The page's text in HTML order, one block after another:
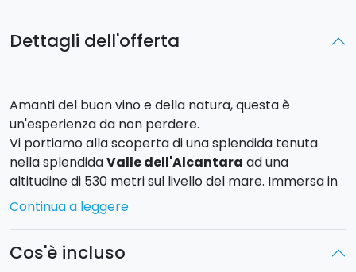
Dettagli dell'offerta
Amanti del buon vino e della natura, questa è
un'esperienza da non perdere.
Vi portiamo alla scoperta di una splendida tenuta
nella splendidaValle dell'Alcantara ad una
altitudine di 530 metri sul livello del mare. Immersa in
unbosco di querce e cerro
vengono prodotti olio extravergine di oliva da uliveti
derivante dal vitigno “Nerello Mascalese".
Continua a leggere
Cos'è incluso